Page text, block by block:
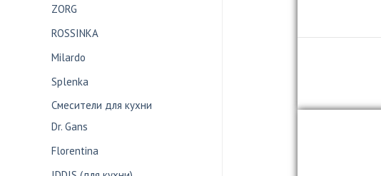
ZORG
ROSSINKA
Milardo
Splenka
Смесители для кухни
Dr. Gans
Florentina